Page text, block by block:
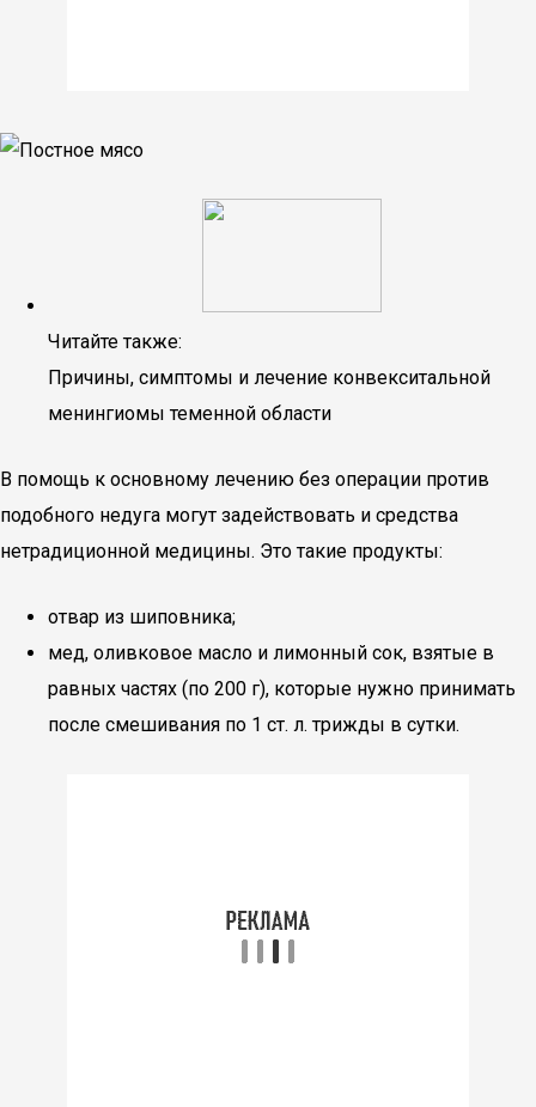
Читайте также:
Причины, симптомы и лечение конвекситальной
менингиомы теменной области
В помощь к основному лечению без операции против
подобного недуга могут задействовать и средства
нетрадиционной медицины. Это такие продукты:
отвар из шиповника;
мед, оливковое масло и лимонный сок, взятые в
равных частях (по 200 г), которые нужно принимать
после смешивания по 1 ст. л. трижды в сутки.